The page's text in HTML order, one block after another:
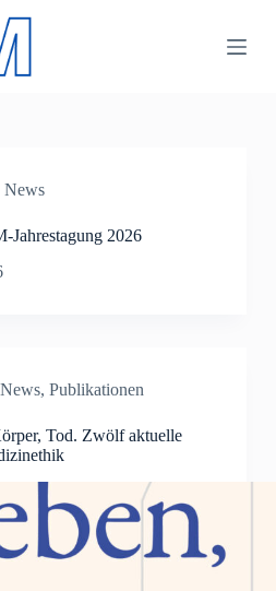
News
Jahrestagung 2026
News, Publikationen
Tod. Zwölf aktuelle